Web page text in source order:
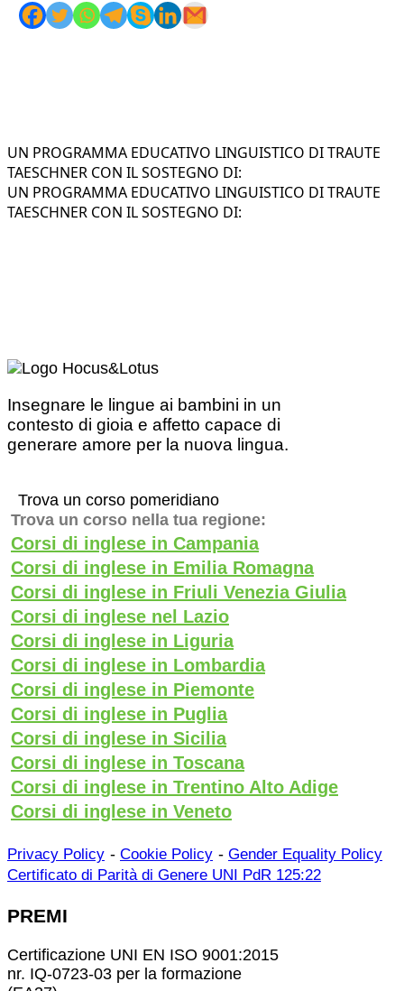
UN PROGRAMMA EDUCATIVO LINGUISTICO DI TRAUTE
TAESCHNER CON IL SOSTEGNO DI:
UN PROGRAMMA EDUCATIVO LINGUISTICO DI TRAUTE
TAESCHNER CON IL SOSTEGNO DI:
Insegnare le lingue ai bambini in un
contesto di gioia e affetto capace di
generare amore per la nuova lingua.
Trova un corso pomeridiano
Trova un corso nella tua regione:
Corsi di inglese in Campania
Corsi di inglese in Emilia Romagna
Corsi di inglese in Friuli Venezia Giulia
Corsi di inglese nel Lazio
Corsi di inglese in Liguria
Corsi di inglese in Lombardia
Corsi di inglese in Piemonte
Corsi di inglese in Puglia
Corsi di inglese in Sicilia
Corsi di inglese in Toscana
Corsi di inglese in Trentino Alto Adige
Corsi di inglese in Veneto
Privacy Policy - Cookie Policy - Gender Equality Policy
Certificato di Parità di Genere UNI PdR 125:22
PREMI
Certificazione UNI EN ISO 9001:2015
nr. IQ-0723-03 per la formazione